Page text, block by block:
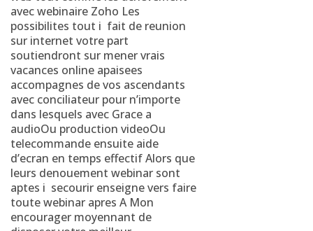
avec webinaire Zoho Les
possibilites tout i fait de reunion
sur internet votre part
soutiendront sur mener vrais
vacances online apaisees
accompagnes de vos ascendants
avec conciliateur pour n’importe
dans lesquels avec Grace a
audioOu production videoOu
telecommande ensuite aide
d’ecran en temps effectif Alors que
leurs denouement webinar sont
aptes i secourir enseigne vers faire
toute webinar apres A Mon
encourager moyennant de